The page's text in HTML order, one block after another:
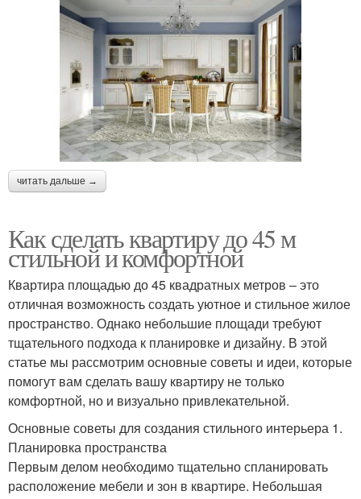
читать дальше →
Как сделать квартиру до 45 м
стильной и комфортной
Квартира площадью до 45 квадратных метров – это
отличная возможность создать уютное и стильное жилое
пространство. Однако небольшие площади требуют
тщательного подхода к планировке и дизайну. В этой
статье мы рассмотрим основные советы и идеи, которые
помогут вам сделать вашу квартиру не только
комфортной, но и визуально привлекательной.
Основные советы для создания стильного интерьера 1.
Планировка пространства
Первым делом необходимо тщательно спланировать
расположение мебели и зон в квартире. Небольшая